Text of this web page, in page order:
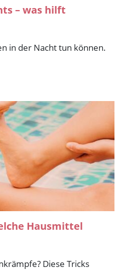
– was hilft
in der Nacht tun können.
Hausmittel
Diese Tricks